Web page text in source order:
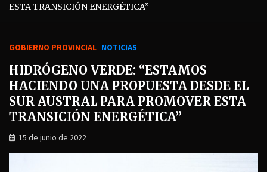
ESTA TRANSICIÓN ENERGÉTICA”
GOBIERNO PROVINCIAL NOTICIAS
HIDRÓGENO VERDE: “ESTAMOS
HACIENDO UNA PROPUESTA DESDE EL
SUR AUSTRAL PARA PROMOVER ESTA
TRANSICIÓN ENERGÉTICA”
15 de junio de 2022